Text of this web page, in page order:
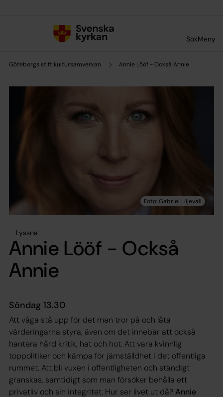
SökMeny
Göteborgs stift kultursamverkan Annie Lööf - Också Annie
Lyssna
Annie Lööf - Också
Annie
Söndag 13.30
Att våga stå upp för det man tror på och låta
värderingarna styra, även om det innebär att också
hantera hård kritik, hat och hot. Att vara kvinnlig
toppolitiker och kämpa för jämställdhet i det offentliga
rummet. Att bli vuxen i offentligheten och ständigt
granskas, samtidigt som man försöker behålla ett
privatliv och sin integritet. Hur ser livet ut då?Annie